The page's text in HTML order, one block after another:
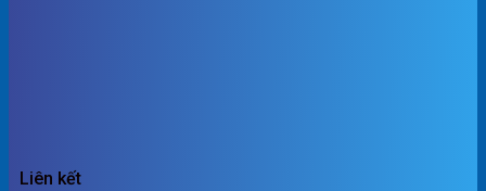
Liên kết